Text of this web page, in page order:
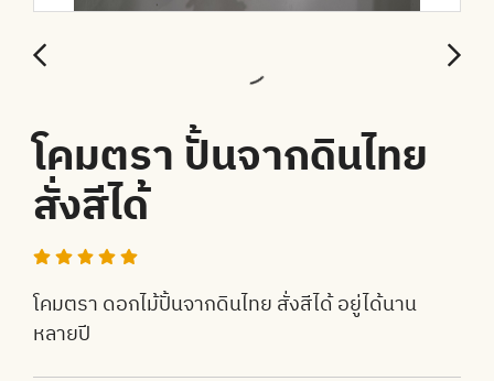
โคมตรา ปั้นจากดินไทย
สั่งสีได้
โคมตรา ดอกไม้ปั้นจากดินไทย สั่งสีได้ อยู่ได้นาน
หลายปี